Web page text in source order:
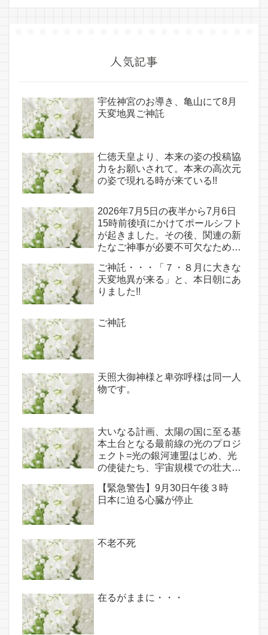
人気記事
宇佐神宮のお導き、亀山にて8月
天変地異ご神託
仁徳天皇より、本来の姿の投稿協
力をお願いされて。本来の高次元
の姿で現れる時が来ている!!
2026年7月5日の夜半から7月6日
15時前後頃にかけてポールシフト
が起きました。その後、関連の新
たなご神事が必要不可欠なため、
点であり古代太陽信仰の中心点で
もある伊弉諾宮、他3ヵ所へのご
神託あり！！
ご神託・・・「７・８月に大きな
天変地異が来る」と、本日朝にあ
りました!!
ご神託
天照大御神様と卑弥呼様は同一人
物です。
大いなる計画、太陽の国に至る基
本土台となる最前線の光のプロジ
ェクト=光の銀河連盟はじめ、光
の使徒たち、宇宙規模での壮大な
(6/26・28追記あり）
【緊急警告】9月30日午後３時
日本に迫る心臓が停止
不老不死
在るがままに・・・